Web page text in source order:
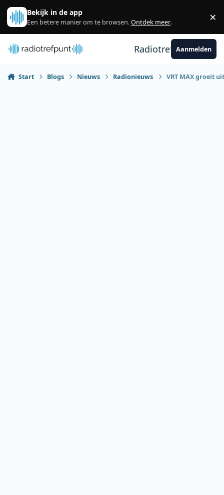
Spring naar bijdragen
Bekijk in de app
Een betere manier om te browsen.Ontdek meer. ×
RadiotrefpuntAanmelden
Start Blogs Nieuws Radionieuws VRT MAX groeit